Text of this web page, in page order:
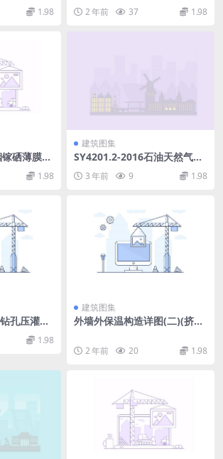
1.98 2 年前 37 1.98
硒薄膜光
一）.pdf
1.98
建筑图集
SY4201.2-2016石油天然气建
设工程施工质量验收规范设备
安装工程第2部分塔类.pdf
3 年前 9 1.98
孔压灌超
1.98
建筑图集
外墙外保温构造详图(二)(挤塑
2 年前 20 1.98